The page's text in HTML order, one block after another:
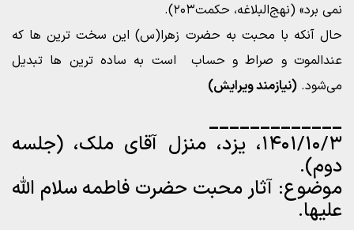
نمی برد» (نهج‌البلاغه، حکمت۲۰۳).
حال آنکه با محبت به حضرت زهرا(س) این سخت ترین ها که
عندالموت و صراط و حساب است به ساده ترین ها تبدیل
می‌شود. (نیازمند ویرایش)
_____________
۱۴۰۱/۱۰/۳، یزد، منزل آقای ملک، (جلسه
دوم).
موضوع: آثار محبت حضرت فاطمه سلام الله
علیها.